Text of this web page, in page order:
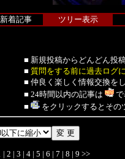
新着記事 ツリー表示
■ 新規投稿からどんどん投
■ 質問をする前に過去ログ
■ 仲良く楽しく情報交換を
■ 24時間以内の記事は
■
をクリックするとその
| 2 | 3 | 4 | 5 | 6 | 7 | 8 | 9 >>